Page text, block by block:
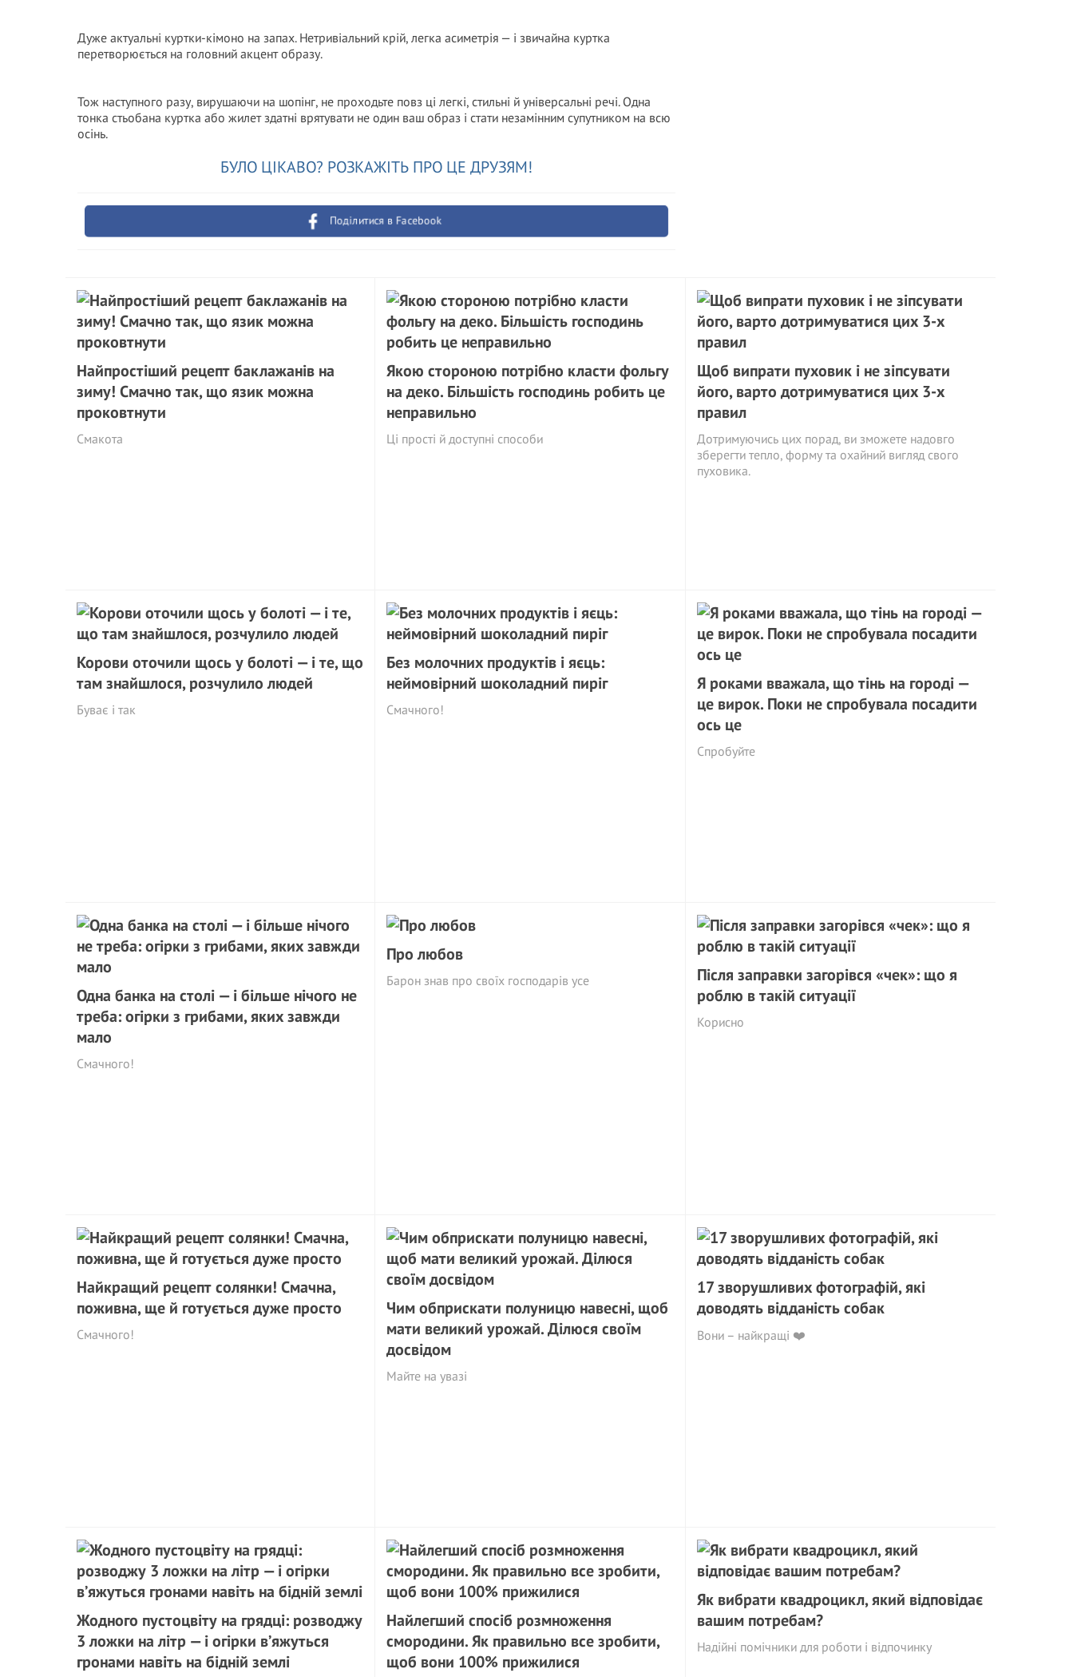
Дуже актуальні куртки-кімоно на запах. Нетривіальний крій, легка асиметрія — і звичайна куртка
перетворюється на головний акцент образу.
Тож наступного разу, вирушаючи на шопінг, не проходьте повз ці легкі, стильні й універсальні речі. Одна
тонка стьобана куртка або жилет здатні врятувати не один ваш образ і стати незамінним супутником на всю
осінь.
БУЛО ЦІКАВО? РОЗКАЖІТЬ ПРО ЦЕ ДРУЗЯМ!
Поділитися в Facebook
Найпростіший рецепт баклажанів на
зиму! Смачно так, що язик можна
проковтнути
Смакота
Якою стороною потрібно класти фольгу
на деко. Більшість господинь робить це
неправильно
Ці прості й доступні способи
Щоб випрати пуховик і не зіпсувати
його, варто дотримуватися цих 3-х
правил
Дотримуючись цих порад, ви зможете надовго
зберегти тепло, форму та охайний вигляд свого
пуховика.
Корови оточили щось у болоті — і те, що
там знайшлося, розчулило людей
Буває і так
Без молочних продуктів і яєць:
неймовірний шоколадний пиріг
Смачного!
Я роками вважала, що тінь на городі —
це вирок. Поки не спробувала посадити
ось це
Спробуйте
Одна банка на столі — і більше нічого не
треба: огірки з грибами, яких завжди
мало
Смачного!
Про любов
Барон знав про своїх господарів усе
Після заправки загорівся «чек»: що я
роблю в такій ситуації
Корисно
Найкращий рецепт солянки! Смачна,
поживна, ще й готується дуже просто
Смачного!
Чим обприскати полуницю навесні, щоб
мати великий урожай. Ділюся своїм
досвідом
Майте на увазі
17 зворушливих фотографій, які
доводять відданість собак
Вони – найкращі ❤️
Жодного пустоцвіту на грядці: розводжу
3 ложки на літр — і огірки в’яжуться
гронами навіть на бідній землі
Найлегший спосіб розмноження
смородини. Як правильно все зробити,
щоб вони 100% прижилися
Як вибрати квадроцикл, який відповідає
вашим потребам?
Надійні помічники для роботи і відпочинку